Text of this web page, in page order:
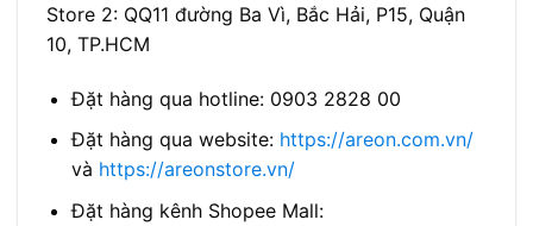
Store 2: QQ11 đường Ba Vì, Bắc Hải, P15, Quận
10, TP.HCM
Đặt hàng qua hotline: 0903 2828 00
Đặt hàng qua website: https://areon.com.vn/
và https://areonstore.vn/
Đặt hàng kênh Shopee Mall: